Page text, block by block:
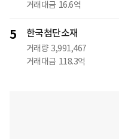
거래대금 16.6억
5 한국첨단소재
거래량 3,991,467
거래대금 118.3억